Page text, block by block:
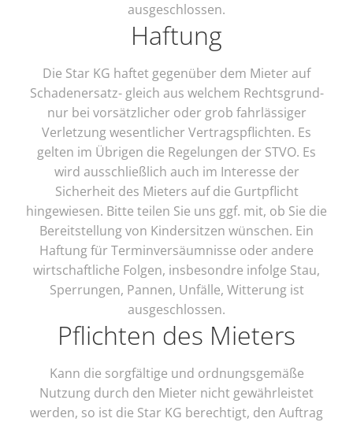
ausgeschlossen.
Haftung
Die Star KG haftet gegenüber dem Mieter auf
Schadenersatz- gleich aus welchem Rechtsgrund-
nur bei vorsätzlicher oder grob fahrlässiger
Verletzung wesentlicher Vertragspflichten. Es
gelten im Übrigen die Regelungen der STVO. Es
wird ausschließlich auch im Interesse der
Sicherheit des Mieters auf die Gurtpflicht
hingewiesen. Bitte teilen Sie uns ggf. mit, ob Sie die
Bereitstellung von Kindersitzen wünschen. Ein
Haftung für Terminversäumnisse oder andere
wirtschaftliche Folgen, insbesondre infolge Stau,
Sperrungen, Pannen, Unfälle, Witterung ist
ausgeschlossen.
Pflichten des Mieters
Kann die sorgfältige und ordnungsgemäße
Nutzung durch den Mieter nicht gewährleistet
werden, so ist die Star KG berechtigt, den Auftrag